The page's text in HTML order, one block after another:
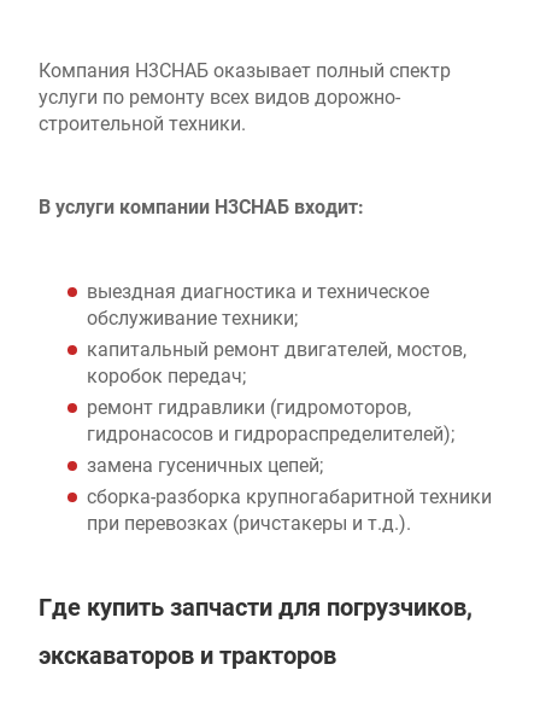
Компания Н3СНАБ оказывает полный спектр
услуги по ремонту всех видов дорожно-
строительной техники.
В услуги компании Н3СНАБ входит:
выездная диагностика и техническое
обслуживание техники;
капитальный ремонт двигателей, мостов,
коробок передач;
ремонт гидравлики (гидромоторов,
гидронасосов и гидрораспределителей);
замена гусеничных цепей;
сборка-разборка крупногабаритной техники
при перевозках (ричстакеры и т.д.).
Где купить запчасти для погрузчиков,
экскаваторов и тракторов